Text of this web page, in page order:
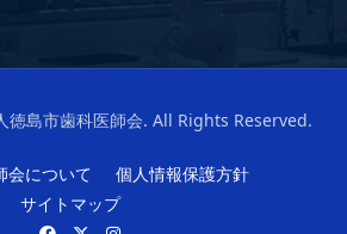
徳島市歯科医師会. All Rights Reserved.
会について
個人情報保護方針
サイトマップ